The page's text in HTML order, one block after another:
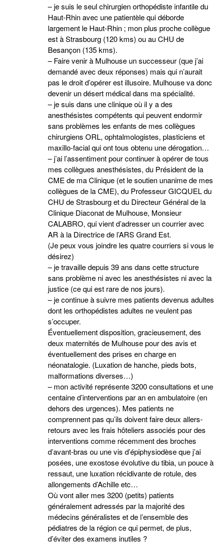
– je suis le seul chirurgien orthopédiste infantile du
Haut-Rhin avec une patientèle qui déborde
largement le Haut-Rhin ; mon plus proche collègue
est à Strasbourg (120 kms) ou au CHU de
Besançon (135 kms).
– Faire venir à Mulhouse un successeur (que j’ai
demandé avec deux réponses) mais qui n’aurait
pas le droit d’opérer est illusoire. Mulhouse va donc
devenir un désert médical dans ma spécialité.
– je suis dans une clinique où il y a des
anesthésistes compétents qui peuvent endormir
sans problèmes les enfants de mes collègues
chirurgiens ORL, ophtalmologistes, plasticiens et
maxillo-facial qui ont tous obtenu une dérogation…
– j’ai l’assentiment pour continuer à opérer de tous
mes collègues anesthésistes, du Président de la
CME de ma Clinique (et le soutien unanime de mes
collègues de la CME), du Professeur GICQUEL du
CHU de Strasbourg et du Directeur Général de la
Clinique Diaconat de Mulhouse, Monsieur
CALABRO, qui vient d’adresser un courrier avec
AR à la Directrice de l’ARS Grand Est.
(Je peux vous joindre les quatre courriers si vous le
désirez)
– je travaille depuis 39 ans dans cette structure
sans problème ni avec les anesthésistes ni avec la
justice (ce qui est rare de nos jours).
– je continue à suivre mes patients devenus adultes
dont les orthopédistes adultes ne veulent pas
s’occuper.
Éventuellement disposition, gracieusement, des
deux maternités de Mulhouse pour des avis et
éventuellement des prises en charge en
néonatalogie. (Luxation de hanche, pieds bots,
malformations diverses…)
– mon activité représente 3200 consultations et une
centaine d’interventions par an en ambulatoire (en
dehors des urgences). Mes patients ne
comprennent pas qu’ils doivent faire deux allers-
retours avec les frais hôteliers associés pour des
interventions comme récemment des broches
d’avant-bras ou une vis d’épiphysiodèse que j’ai
posées, une exostose évolutive du tibia, un pouce à
ressaut, une luxation récidivante de rotule, des
allongements d’Achille etc…
Où vont aller mes 3200 (petits) patients
généralement adressés par la majorité des
médecins généralistes et de l’ensemble des
pédiatres de la région ce qui permet, de plus,
d’éviter des examens inutiles ?